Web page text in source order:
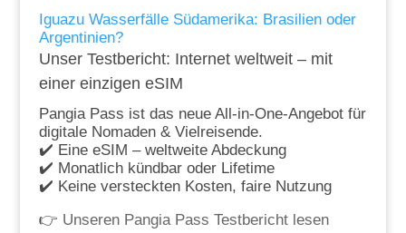
Iguazu Wasserfälle Südamerika: Brasilien oder
Argentinien?
Unser Testbericht: Internet weltweit – mit
einer einzigen eSIM
Pangia Pass ist das neue All-in-One-Angebot für
digitale Nomaden & Vielreisende.
✔️ Eine eSIM – weltweite Abdeckung
✔️ Monatlich kündbar oder Lifetime
✔️ Keine versteckten Kosten, faire Nutzung
👉 Unseren Pangia Pass Testbericht lesen